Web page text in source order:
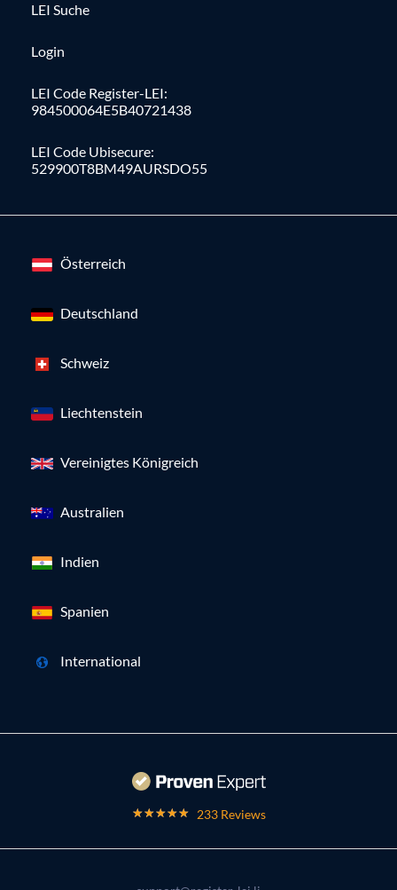
LEI Suche
Login
LEI Code Register-LEI:
984500064E5B40721438
LEI Code Ubisecure:
529900T8BM49AURSDO55
Österreich
Deutschland
Schweiz
Liechtenstein
Vereinigtes Königreich
Australien
Indien
Spanien
International
233 Reviews